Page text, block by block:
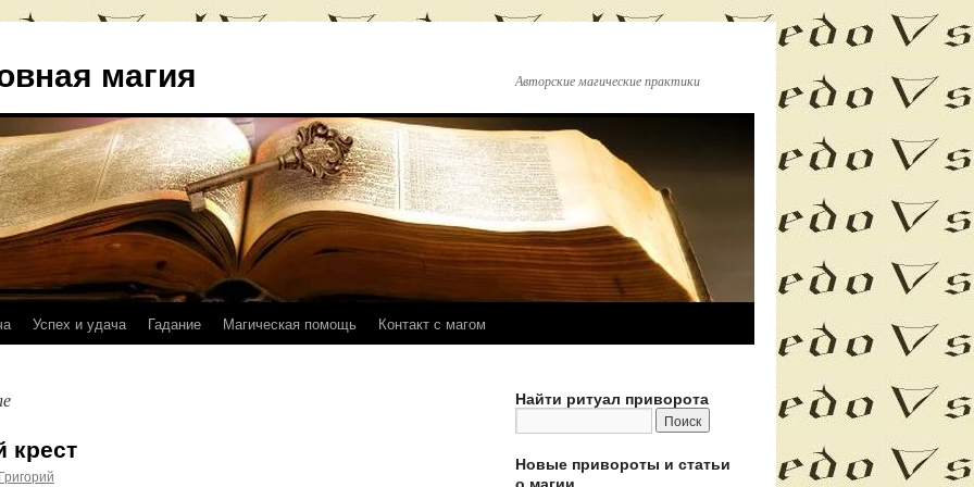
магия Авторские магические практики
Успех и удача Гадание Магическая помощь Контакт с магом
крест
Найти ритуал приворота
Новые привороты и статьи
о магии